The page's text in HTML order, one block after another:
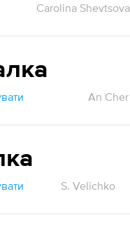
Carolina Shevtsova
An Cher
S. Velichko